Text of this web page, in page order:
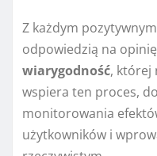
Z każdym
odpowiedzią na
wiarygodność, której
wspiera ten proces,
monitorowania
użytkowników i